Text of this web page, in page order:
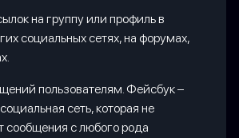
на группу или профиль в
социальных сетях, на форумах,
пользователям. Фейсбук –
сеть, которая не
сообщения с любого рода